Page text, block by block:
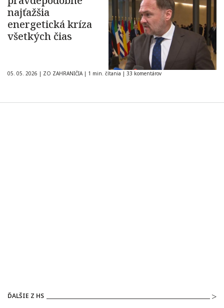
najťažšia
energetická kríza
všetkých čias
05. 05. 2026 | ZO ZAHRANIČIA | 1 min. čítania | 33 komentárov
ĎALŠIE Z HS